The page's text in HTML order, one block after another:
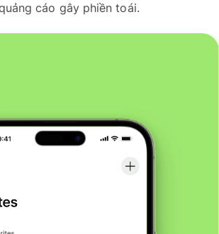
cáo gây phiền toái.